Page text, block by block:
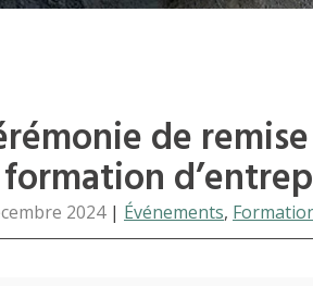
de
2024| Événements,